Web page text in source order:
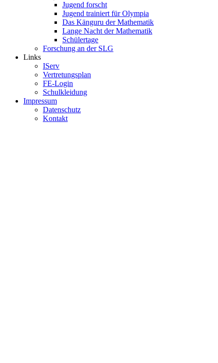
Jugend forscht
Jugend trainiert für Olympia
Das Känguru der Mathematik
Lange Nacht der Mathematik
Schülertage
Forschung an der SLG
Links
IServ
Vertretungsplan
FE-Login
Schulkleidung
Impressum
Datenschutz
Kontakt